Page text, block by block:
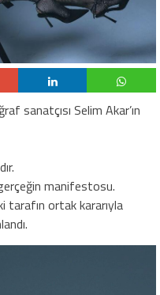
sanatçısı Selim Akar’ın
manifestosu.
tarafın ortak kararıyla